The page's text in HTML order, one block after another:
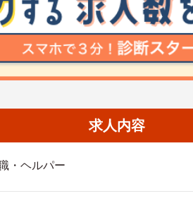
求人内容
・ヘルパー